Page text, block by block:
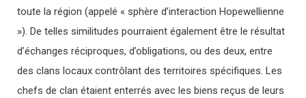
toute la région (appelé « sphère d’interaction Hopewellienne
»). De telles similitudes pourraient également être le résultat
d’échanges réciproques, d’obligations, ou des deux, entre
des clans locaux contrôlant des territoires spécifiques. Les
chefs de clan étaient enterrés avec les biens reçus de leurs